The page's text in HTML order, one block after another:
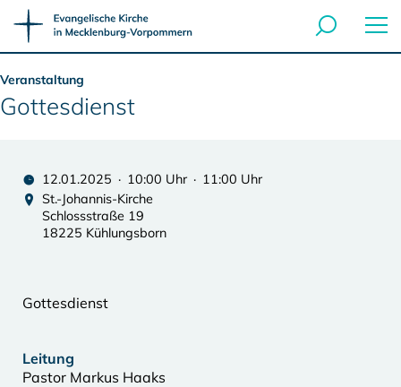
Veranstaltung
Gottesdienst
12.01.2025 · 10:00 Uhr · 11:00 Uhr
St.-Johannis-Kirche
Schlossstraße 19
18225 Kühlungsborn
Gottesdienst
Leitung
Pastor Markus Haaks